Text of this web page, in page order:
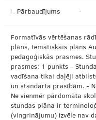
1. Pārbaudījums -
Formatīvās vērtēšanas
plāns, tematiskais plāns
pedagoģiskās prasmes.
prasmes: 1 punkts -
vadīšana tikai daļēji
un standarta prasībām. -
Ne vienmēr pārdomāta
stundas plāna ir
(vingrinājumu) izvēle nav